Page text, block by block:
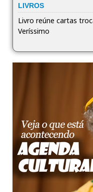
LIVROS
Livro reúne cartas
Veríssimo